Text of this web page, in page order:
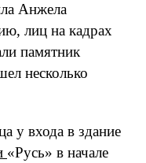
Анжела
лиц на кадрах
памятник
несколько
у входа в здание
«Русь» в начале